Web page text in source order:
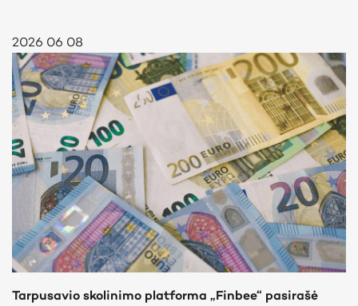
2026 06 08
Tarpusavio skolinimo platforma „Finbee“ pasirašė